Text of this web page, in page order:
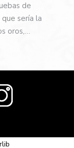
de
sería la
oros,…